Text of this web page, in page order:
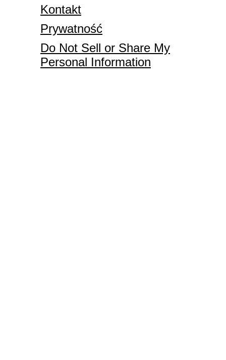
Kontakt
Prywatność
Do Not Sell or Share My
Personal Information